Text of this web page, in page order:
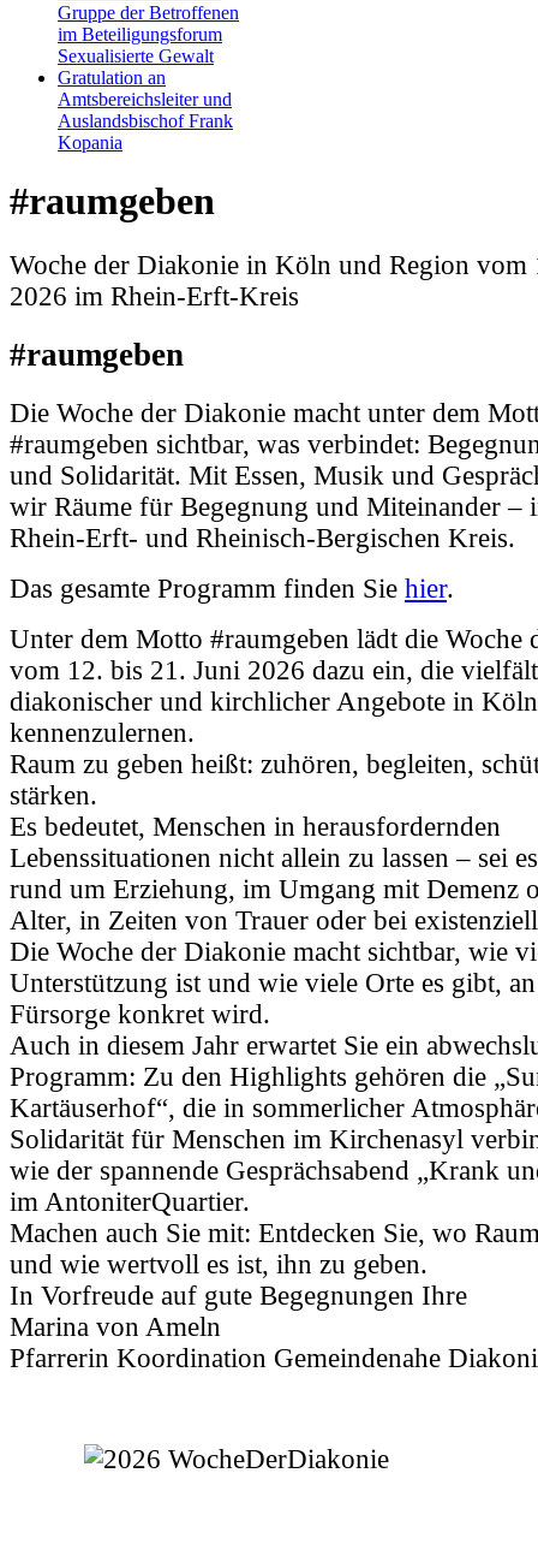
Gruppe der Betroffenen
im Beteiligungsforum
Sexualisierte Gewalt
Gratulation an
Amtsbereichsleiter und
Auslandsbischof Frank
Kopania
#raumgeben
Woche der Diakonie in Köln und Region vom
2026 im Rhein-Erft-Kreis
#raumgeben
Die Woche der Diakonie macht unter dem
#raumgeben sichtbar, was verbindet:
und Solidarität. Mit Essen, Musik und
wir Räume für Begegnung und Miteinander –
Rhein-Erft- und Rheinisch-Bergischen Kreis.
Das gesamte Programm finden Sie hier.
Unter dem Motto #raumgeben lädt die Woche
vom 12. bis 21. Juni 2026 dazu ein, die
diakonischer und kirchlicher Angebote in
kennenzulernen.
Raum zu geben heißt: zuhören, begleiten,
stärken.
Es bedeutet, Menschen in herausfordernden
Lebenssituationen nicht allein zu lassen – sei
rund um Erziehung, im Umgang mit Demenz
Alter, in Zeiten von Trauer oder bei
Die Woche der Diakonie macht sichtbar, wie
Unterstützung ist und wie viele Orte es gibt,
Fürsorge konkret wird.
Auch in diesem Jahr erwartet Sie ein
Programm: Zu den Highlights gehören die
Kartäuserhof“, die in sommerlicher
Solidarität für Menschen im Kirchenasyl
wie der spannende Gesprächsabend „Krank
im AntoniterQuartier.
Machen auch Sie mit: Entdecken Sie, wo
und wie wertvoll es ist, ihn zu geben.
In Vorfreude auf gute Begegnungen Ihre
Marina von Ameln
Pfarrerin Koordination Gemeindenahe